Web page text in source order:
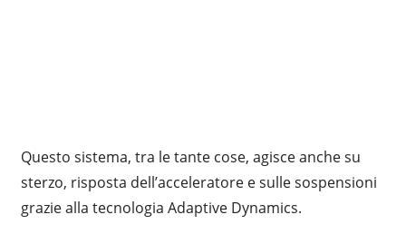
Questo sistema, tra le tante cose, agisce anche su
sterzo, risposta dell’acceleratore e sulle sospensioni
grazie alla tecnologia Adaptive Dynamics.